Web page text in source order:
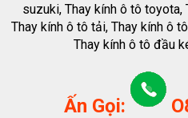
suzuki, Thay kính ô tô
Thay kính ô tô tải, Thay kính ô
Thay kính ô tô đầu
Ấn Gọi: